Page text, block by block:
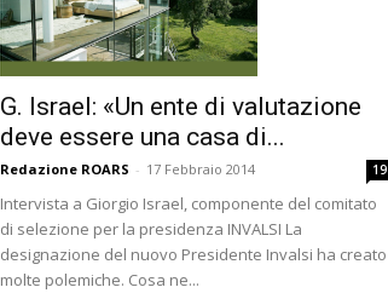
G. Israel: «Un ente di valutazione
deve essere una casa di...
Redazione ROARS - 17 Febbraio 2014 19
Intervista a Giorgio Israel, componente del comitato
di selezione per la presidenza INVALSI La
designazione del nuovo Presidente Invalsi ha creato
molte polemiche. Cosa ne...